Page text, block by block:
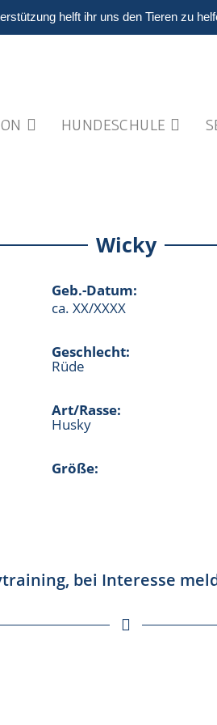
helft ihr uns den Tieren zu
HUNDESCHULE
Wicky
Geb.-Datum:
ca. XX/XXXX
Geschlecht:
Rüde
Art/Rasse:
Husky
Größe:
bei Interesse